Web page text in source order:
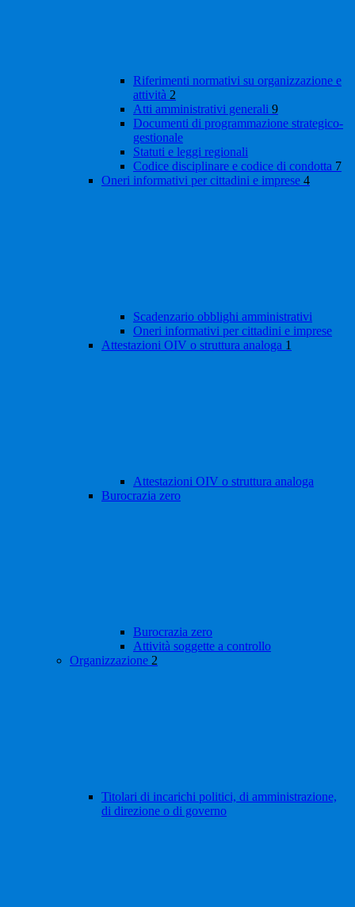
Riferimenti normativi su organizzazione e
attività 2
Atti amministrativi generali 9
Documenti di programmazione strategico-
gestionale
Statuti e leggi regionali
Codice disciplinare e codice di condotta 7
Oneri informativi per cittadini e imprese 4
Scadenzario obblighi amministrativi
Oneri informativi per cittadini e imprese
Attestazioni OIV o struttura analoga 1
Attestazioni OIV o struttura analoga
Burocrazia zero
Burocrazia zero
Attività soggette a controllo
Organizzazione 2
Titolari di incarichi politici, di amministrazione,
di direzione o di governo